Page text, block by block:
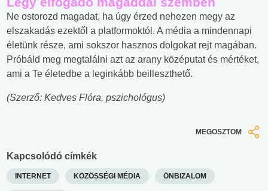
Ne ostorozd magadat, ha úgy érzed nehezen megy az
elszakadás ezektől a platformoktól. A média a mindennapi
életünk része, ami sokszor hasznos dolgokat rejt magában.
Próbáld meg megtalálni azt az arany középutat és mértéket,
ami a Te életedbe a leginkább beilleszthető.
(Szerző: Kedves Flóra, pszichológus)
MEGOSZTOM
Kapcsolódó címkék
INTERNET KÖZÖSSÉGI MÉDIA ÖNBIZALOM